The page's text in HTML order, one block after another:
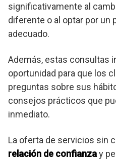
significativamente al
diferente o al optar por un
adecuado.
Además, estas consultas
oportunidad para que los
preguntas sobre sus
consejos prácticos que
inmediato.
La oferta de servicios sin
relación de confianzay